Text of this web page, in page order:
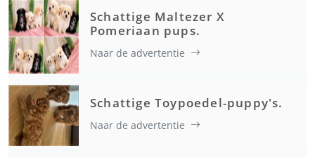
Schattige Maltezer X
Pomeriaan pups.
Naar de advertentie
Schattige Toypoedel-puppy's.
Naar de advertentie